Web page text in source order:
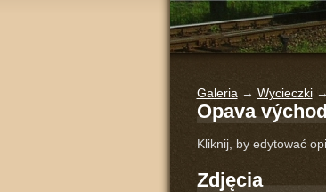
Galeria → Wycieczki→
Opava
Kliknij, by edytować
Zdjęcia